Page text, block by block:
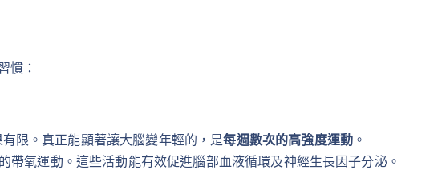
慣：
限。真正能顯著讓大腦變年輕的，是每週數次的高強度運動 。
氧運動。這些活動能有效促進腦部血液循環及神經生長因子分泌。